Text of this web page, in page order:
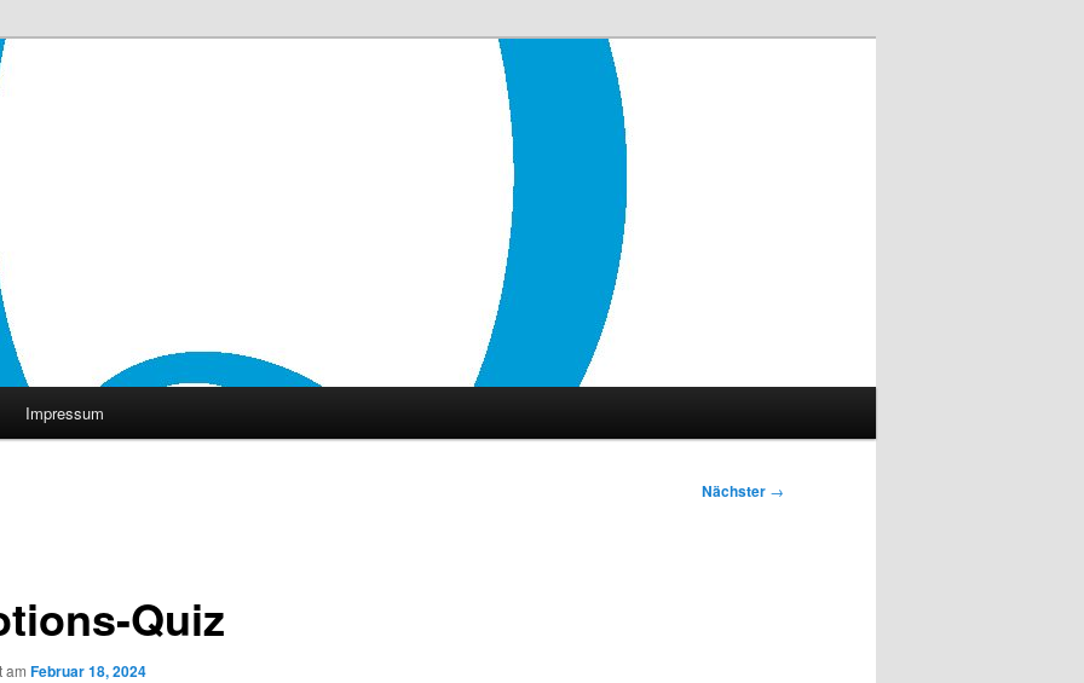
Impressum
Nächster →
Quiz
am Februar 18, 2024